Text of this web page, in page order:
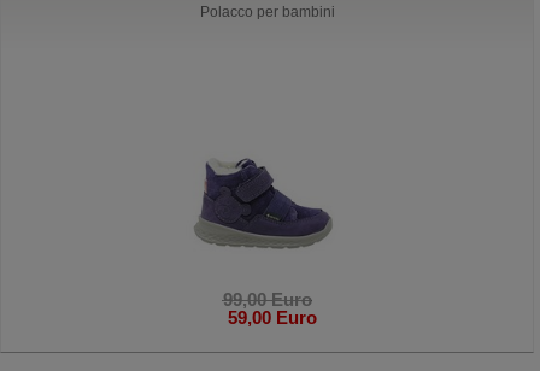
Polacco per bambini
99,00 Euro
59,00 Euro